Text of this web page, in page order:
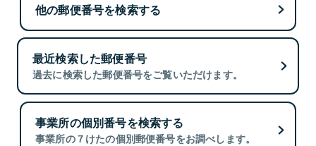
他の郵便番号を検索する
最近検索した郵便番号
過去に検索した郵便番号をご覧いただけます。
事業所の個別番号を検索する
事業所の７けたの個別郵便番号をお調べします。